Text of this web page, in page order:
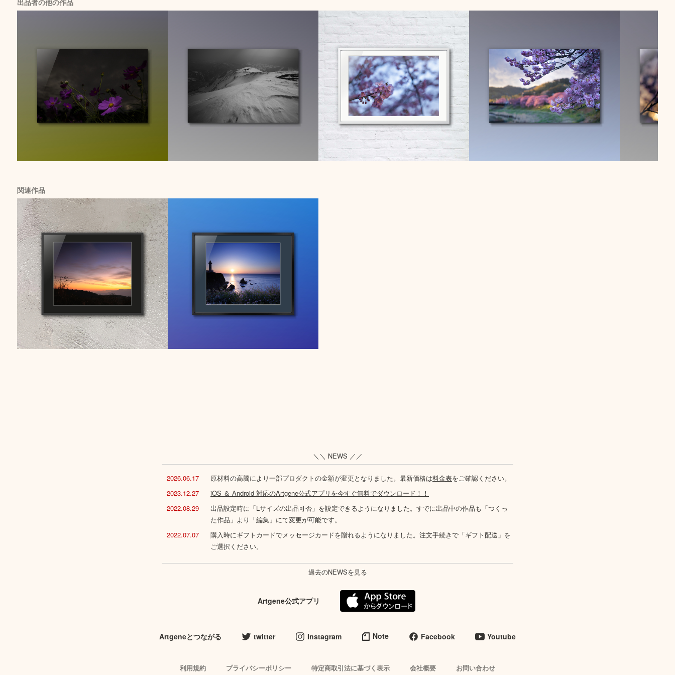
関連作品
＼＼ NEWS ／／
2026.06.17 原材料の高騰により一部プロダクトの金額が変更となりました。最新価格は料金表をご確認ください。
2023.12.27
iOS ＆ Android 対応のArtgene公式アプリを今すぐ無料でダウンロード！！
2022.08.29
出品設定時に「Lサイズの出品可否」を設定できるようになりました。すでに出品中の作品も「つくっ
た作品」より「編集」にて変更が可能です。
2022.07.07
購入時にギフトカードでメッセージカードを贈れるようになりました。注文手続きで「ギフト配送」を
ご選択ください。
過去のNEWSを見る
Artgene公式アプリ
Artgeneとつながる twitter Instagram Note Facebook Youtube
利用規約 プライバシーポリシー 特定商取引法に基づく表示 会社概要 お問い合わせ